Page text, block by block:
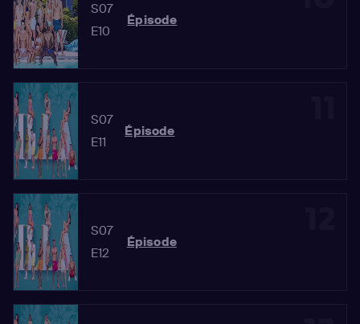
S07
E10
Épisode
S07
E11
Épisode
S07
E12
Épisode